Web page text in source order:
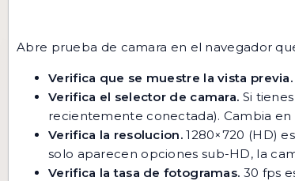
Abre prueba de camara en el navegador
Verifica que se muestre la vista previa.
Verifica el selector de camara. Si
recientemente conectada). Cambia
Verifica la resolucion.1280×720 (HD)
solo aparecen opciones sub-HD, la
Verifica la tasa de fotogramas. 30 fps